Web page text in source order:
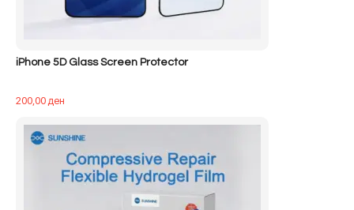
iPhone 5D Glass Screen Protector
200,00ден